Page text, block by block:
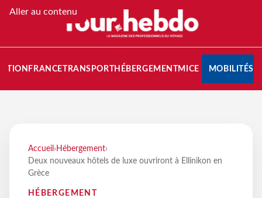
Aller au contenu
FRANCETRANSPORT HÉBERGEMENTMICE MOBILITÉS
Accueil › Hébergement›
Deux nouveaux hôtels de luxe ouvriront à Ellinikon en
Grèce
HÉBERGEMENT